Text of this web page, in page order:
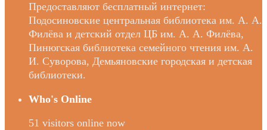
Предоставляют бесплатный интернет:
Подосиновские центральная библиотека им. А. А.
Филёва и детский отдел ЦБ им. А. А. Филёва,
Пинюгская библиотека семейного чтения им. А.
И. Суворова, Демьяновские городская и детская
библиотеки.
Who's Online
51 visitors online now